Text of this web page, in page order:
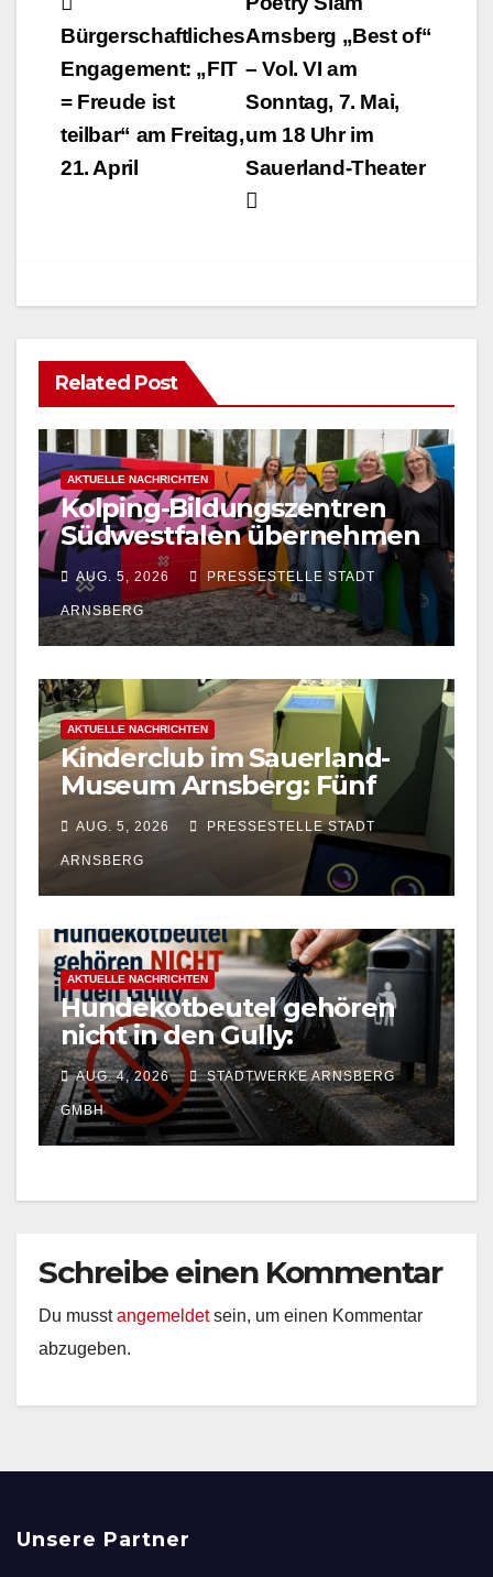
Arnsberg „Best of“
– Vol. VI am
Sonntag, 7. Mai,
um 18 Uhr im
Sauerland-Theater
Bürgerschaftliches
Engagement: „FIT
= Freude ist
teilbar“ am Freitag,
21. April
Related Post
AKTUELLE NACHRICHTEN
Kolping-Bildungszentren
Südwestfalen übernehmen
OGS-Trägerschaft an der
Fröbelschule in Arnsberg
AUG. 5, 2026 PRESSESTELLE STADT
ARNSBERG
AKTUELLE NACHRICHTEN
Kinderclub im Sauerland-
Museum Arnsberg: Fünf
spannende Nachmittage für
Grundschulkinder
AUG. 5, 2026 PRESSESTELLE STADT
ARNSBERG
AKTUELLE NACHRICHTEN
Hundekotbeutel gehören
nicht in den Gully:
Stadtwerke Arnsberg
warnen vor falscher
Entsorgung
AUG. 4, 2026 STADTWERKE ARNSBERG
GMBH
Schreibe einen Kommentar
Du musstangemeldetsein, um einen Kommentar
abzugeben.
Unsere Partner